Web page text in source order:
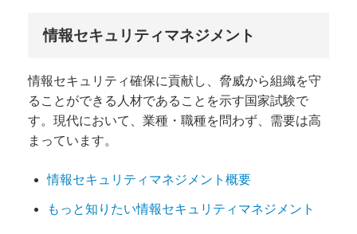
情報セキュリティマネジメント
情報セキュリティ確保に貢献し、脅威から組織を守
ることができる人材であることを示す国家試験で
す。現代において、業種・職種を問わず、需要は高
まっています。
情報セキュリティマネジメント概要
もっと知りたい情報セキュリティマネジメント